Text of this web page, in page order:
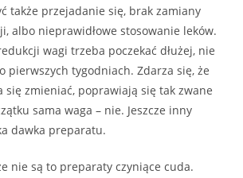
także przejadanie się, brak zamiany
albo nieprawidłowe stosowanie leków.
wagi trzeba poczekać dłużej, nie
pierwszych tygodniach. Zdarza się, że
się zmieniać, poprawiają się tak zwane
sama waga – nie. Jeszcze inny
dawka preparatu.
nie są to preparaty czyniące cuda.